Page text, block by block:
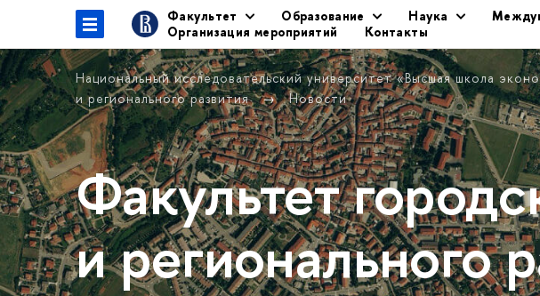
Факультет Образование Наука
Организация мероприятий
Контакты
Национальный исследовательский университет «Высшая школа
и регионального развития
Новости
Факультет
и регионального